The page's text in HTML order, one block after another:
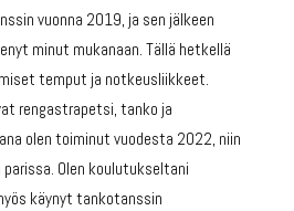
vuonna 2019, ja sen jälkeen
minut mukanaan. Tällä hetkellä
temput ja notkeusliikkeet.
rengastrapetsi, tanko ja
olen toiminut vuodesta 2022, niin
Olen koulutukseltani
käynyt tankotanssin